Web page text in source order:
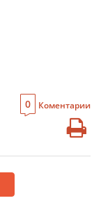
0 Коментарии